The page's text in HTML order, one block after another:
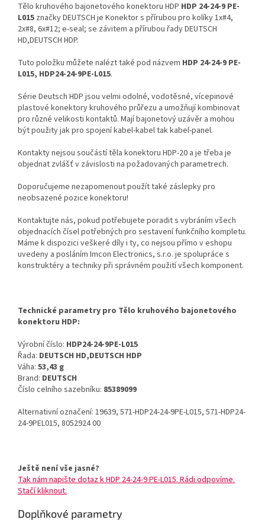
Tělo kruhového bajonetového konektoru HDP HDP 24-24-9 PE-
L015 značky DEUTSCH je Konektor s přírubou pro kolíky 1x#4,
2x#8, 6x#12; e-seal; se závitem a přírubou řady DEUTSCH
HD,DEUTSCH HDP.
Tuto položku můžete nalézt také pod názvem HDP 24-24-9 PE-
L015, HDP24-24-9PE-L015.
Série Deutsch HDP jsou velmi odolné, vodotěsné, vícepinové
plastové konektory kruhového průřezu a umožňují kombinovat
pro různé velikosti kontaktů. Mají bajonetový uzávěr a mohou
být použity jak pro spojení kabel-kabel tak kabel-panel.
Kontakty nejsou součástí těla konektoru HDP-20 a je třeba je
objednat zvlášť v závislosti na požadovaných parametrech.
Doporučujeme nezapomenout použít také záslepky pro
neobsazené pozice konektoru!
Kontaktujte nás, pokud potřebujete poradit s vybráním všech
objednacích čísel potřebných pro sestavení funkčního kompletu.
Máme k dispozici veškeré díly i ty, co nejsou přímo v eshopu
uvedeny a posláním Imcon Electronics, s.r.o. je spolupráce s
konstruktéry a techniky při správném použití všech komponent.
Technické parametry pro Tělo kruhového bajonetového
konektoru HDP:
Výrobní číslo: HDP24-24-9PE-L015
Řada: DEUTSCH HD,DEUTSCH HDP
Váha: 53,43 g
Brand: DEUTSCH
Číslo celního sazebníku: 85389099
Alternativní označení: 19639, 571-HDP24-24-9PE-L015, 571-HDP24-
24-9PEL015, 8052924 00
Ještě není vše jasné?
Tak nám napište dotaz k HDP 24-24-9 PE-L015. Rádi odpovíme.
Stačí kliknout.
Doplňkové parametry